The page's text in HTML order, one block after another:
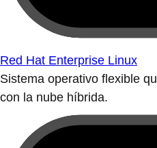
Red Hat Enterprise Linux
Sistema operativo flexible
con la nube híbrida.